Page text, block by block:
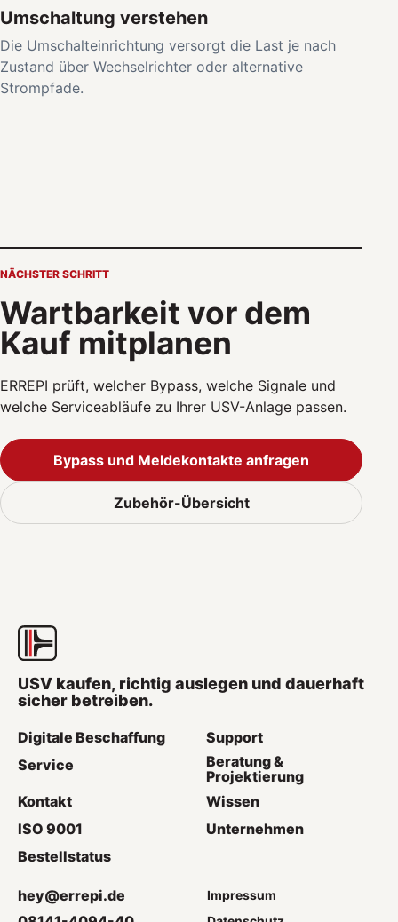
Umschaltung verstehen
Die Umschalteinrichtung versorgt die Last je nach
Zustand über Wechselrichter oder alternative
Strompfade.
NÄCHSTER SCHRITT
Wartbarkeit vor dem
Kauf mitplanen
ERREPI prüft, welcher Bypass, welche Signale und
welche Serviceabläufe zu Ihrer USV-Anlage passen.
Bypass und Meldekontakte anfragen
Zubehör-Übersicht
USV kaufen, richtig auslegen und dauerhaft
sicher betreiben.
Digitale Beschaffung
Support
Service
Beratung &
Projektierung
Kontakt
Wissen
ISO 9001
Unternehmen
Bestellstatus
hey@errepi.de
Impressum